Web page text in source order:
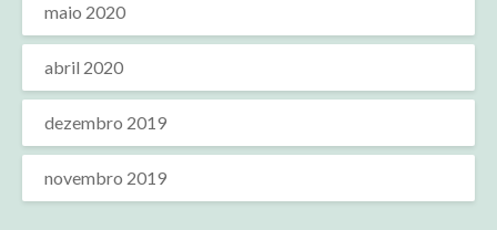
maio 2020
abril 2020
dezembro 2019
novembro 2019